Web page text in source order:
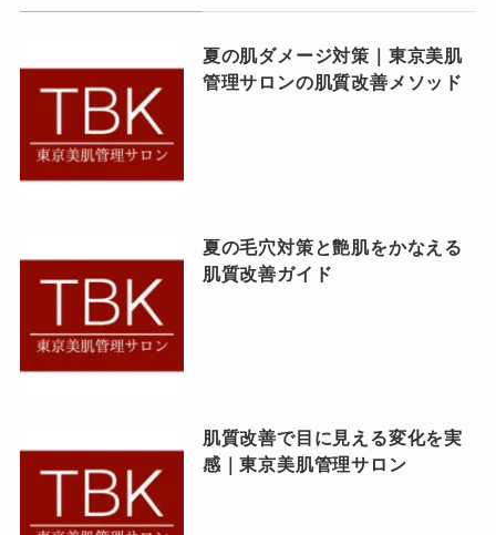
夏の肌ダメージ対策｜東京美肌
管理サロンの肌質改善メソッド
夏の毛穴対策と艶肌をかなえる
肌質改善ガイド
肌質改善で目に見える変化を実
感｜東京美肌管理サロン